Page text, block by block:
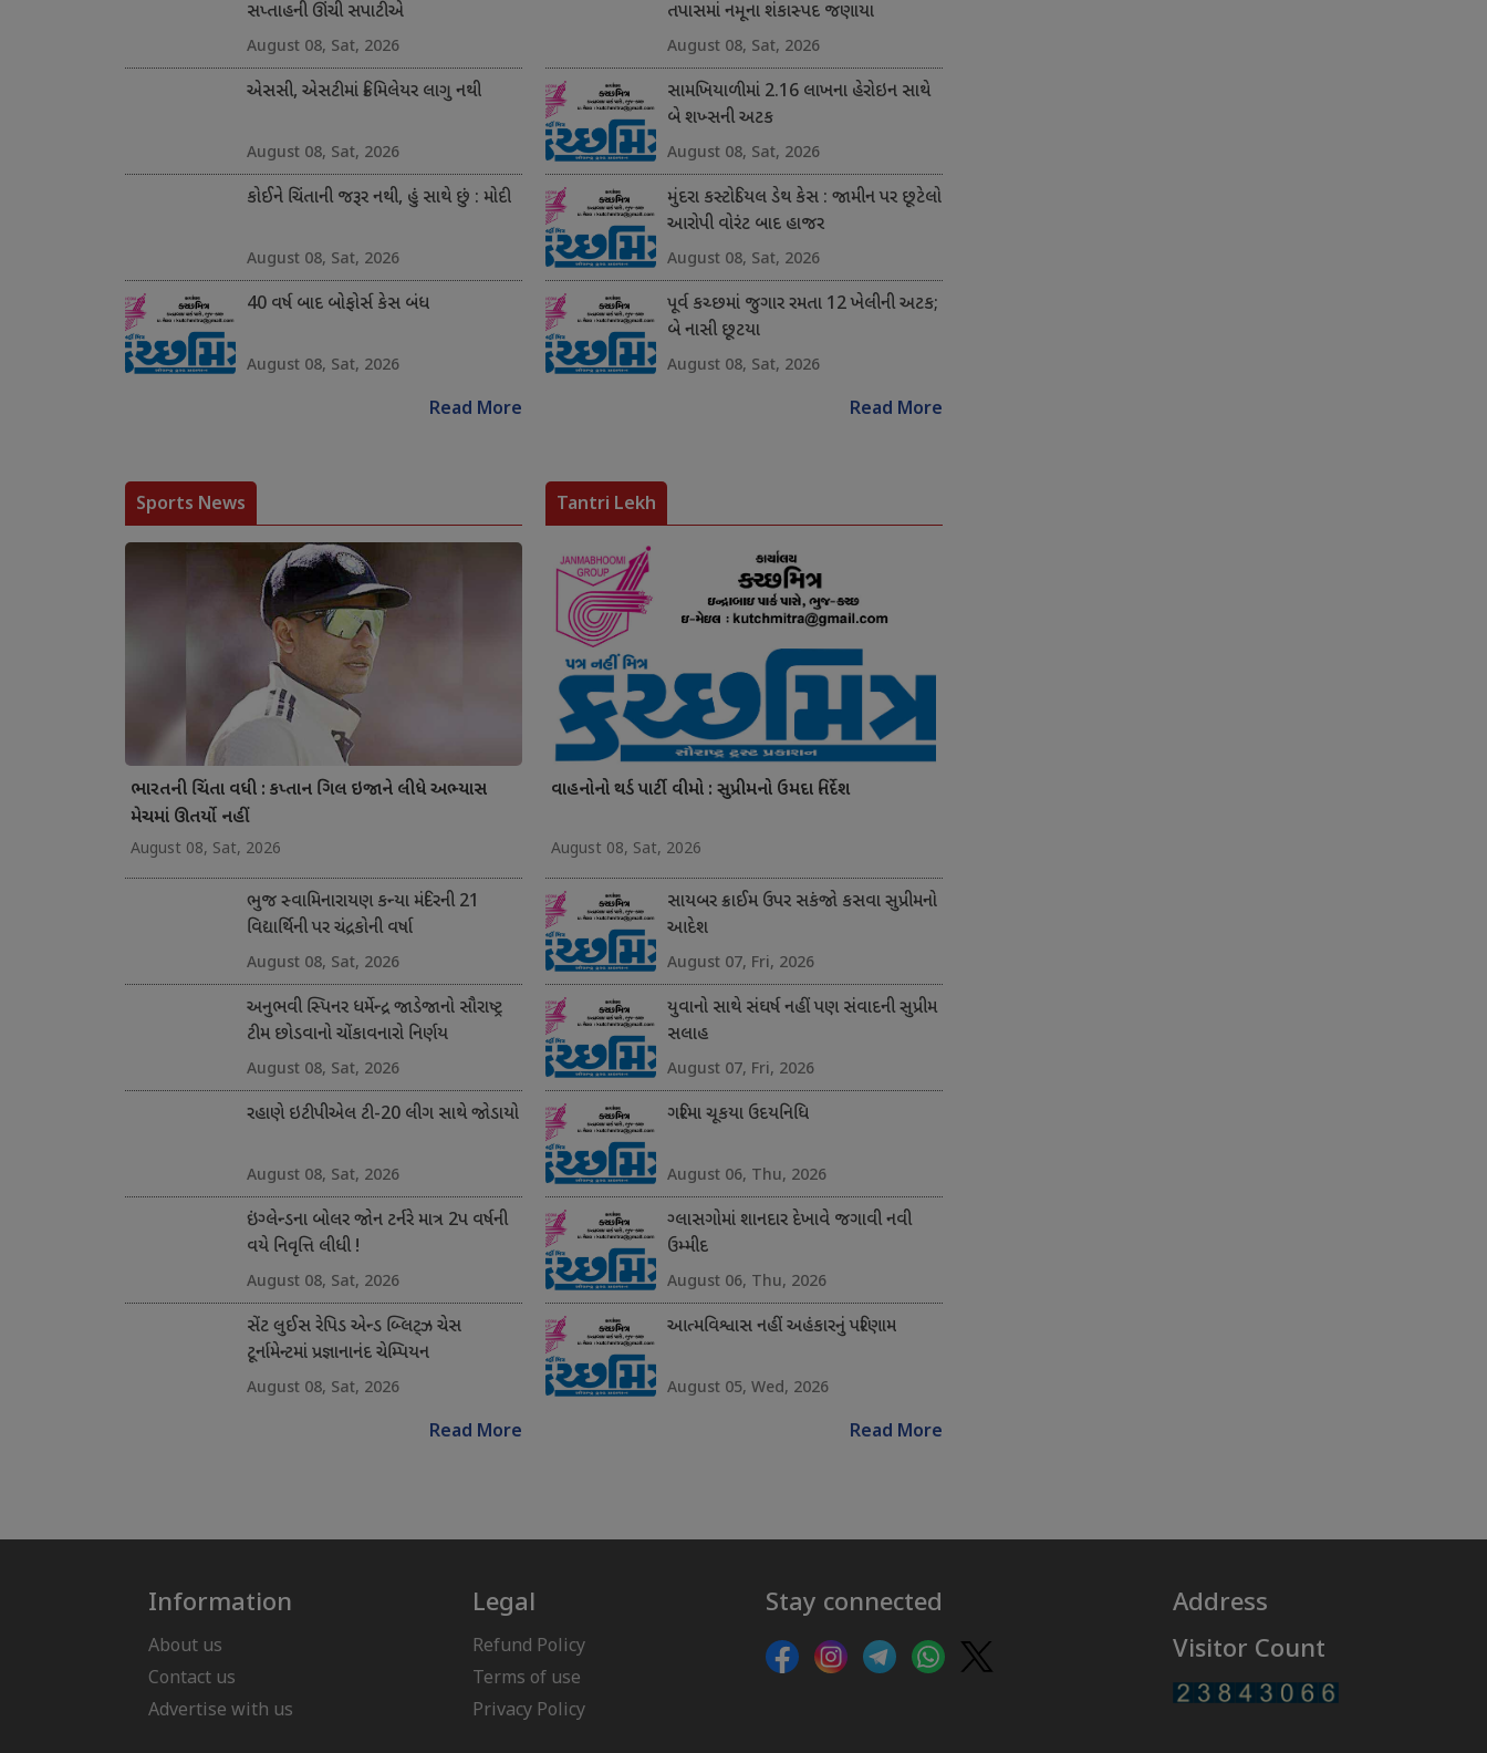
સપ્તાહની ઊંચી સપાટીએ
August 08, Sat, 2026
એસસી, એસટીમાં ક્રિમિલેયર લાગુ નથી
August 08, Sat, 2026
કોઈને ચિંતાની જરૂર નથી, હું સાથે છું : મોદી
August 08, Sat, 2026
40 વર્ષ બાદ બોફોર્સ કેસ બંધ
August 08, Sat, 2026
Read More
તપાસમાં નમૂના શંકાસ્પદ જણાયા
August 08, Sat, 2026
સામખિયાળીમાં 2.16 લાખના હેરોઇન સાથે
બે શખ્સની અટક
August 08, Sat, 2026
મુંદરા કસ્ટોડિયલ ડેથ કેસ : જામીન પર છૂટેલો
આરોપી વોરંટ બાદ હાજર
August 08, Sat, 2026
પૂર્વ કચ્છમાં જુગાર રમતા 12 ખેલીની અટક;
બે નાસી છૂટયા
August 08, Sat, 2026
Read More
Sports News
ભારતની ચિંતા વધી : કપ્તાન ગિલ ઇજાને લીધે અભ્યાસ
મેચમાં ઊતર્યો નહીં
August 08, Sat, 2026
ભુજ સ્વામિનારાયણ કન્યા મંદિરની 21
વિદ્યાર્થિની પર ચંદ્રકોની વર્ષા
August 08, Sat, 2026
અનુભવી સ્પિનર ધર્મેન્દ્ર જાડેજાનો સૌરાષ્ટ્ર
ટીમ છોડવાનો ચોંકાવનારો નિર્ણય
August 08, Sat, 2026
રહાણે ઇટીપીએલ ટી-20 લીગ સાથે જોડાયો
August 08, Sat, 2026
ઇંગ્લેન્ડના બોલર જોન ટર્નરે માત્ર 2પ વર્ષની
વયે નિવૃત્તિ લીધી !
August 08, Sat, 2026
સેંટ લુઈસ રેપિડ એન્ડ બ્લિટ્ઝ ચેસ
ટૂર્નામેન્ટમાં પ્રજ્ઞાનાનંદ ચેમ્પિયન
August 08, Sat, 2026
Read More
Tantri Lekh
વાહનોનો થર્ડ પાર્ટી વીમો : સુપ્રીમનો ઉમદા નિર્દેશ
August 08, Sat, 2026
સાયબર ક્રાઈમ ઉપર સકંજો કસવા સુપ્રીમનો
આદેશ
August 07, Fri, 2026
યુવાનો સાથે સંઘર્ષ નહીં પણ સંવાદની સુપ્રીમ
સલાહ
August 07, Fri, 2026
ગરિમા ચૂકયા ઉદયનિધિ
August 06, Thu, 2026
ગ્લાસગોમાં શાનદાર દેખાવે જગાવી નવી
ઉમ્મીદ
August 06, Thu, 2026
આત્મવિશ્વાસ નહીં અહંકારનું પરિણામ
August 05, Wed, 2026
Read More
Information
About us
Contact us
Advertise with us
Legal
Refund Policy
Terms of use
Privacy Policy
Stay connected Address
Visitor Count